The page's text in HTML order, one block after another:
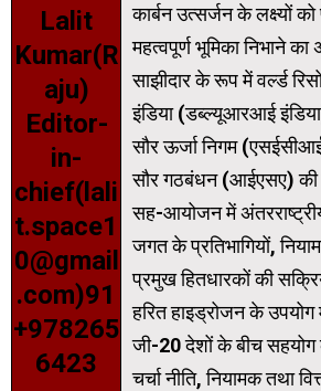
Lalit
Kumar(R
aju)
Editor-
in-
chief(lali
t.space1
0@gmail
.com)91
+978265
6423
कार्बन उत्सर्जन के लक्ष्यों
महत्वपूर्ण भूमिका निभाने का
साझीदार के रूप में वर्ल्ड
इंडिया (डब्ल्यूआरआई
सौर ऊर्जा निगम
सौर गठबंधन (आईएसए) की
सह-आयोजन में
जगत के प्रतिभागियों,
प्रमुख हितधारकों की
हरित हाइड्रोजन के
जी-20 देशों के बीच सहयोग
चर्चा नीति, नियामक तथा